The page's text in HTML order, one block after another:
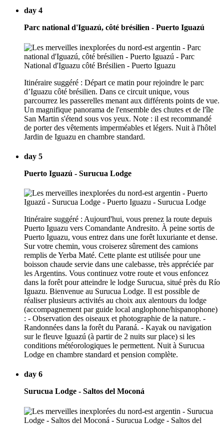
day 4
Parc national d'Iguazú, côté brésilien - Puerto Iguazú
Itinéraire suggéré : Départ ce matin pour rejoindre le parc
d’Iguazu côté brésilien. Dans ce circuit unique, vous
parcourrez les passerelles menant aux différents points de vue.
Un magnifique panorama de l'ensemble des chutes et de l'île
San Martin s'étend sous vos yeux. Note : il est recommandé
de porter des vêtements imperméables et légers. Nuit à l'hôtel
Jardin de Iguazu en chambre standard.
day 5
Puerto Iguazú - Surucua Lodge
Itinéraire suggéré : Aujourd'hui, vous prenez la route depuis
Puerto Iguazu vers Comandante Andresito. À peine sortis de
Puerto Iguazu, vous entrez dans une forêt luxuriante et dense.
Sur votre chemin, vous croiserez sûrement des camions
remplis de Yerba Maté. Cette plante est utilisée pour une
boisson chaude servie dans une calebasse, très appréciée par
les Argentins. Vous continuez votre route et vous enfoncez
dans la forêt pour atteindre le lodge Surucua, situé près du Río
Iguazu. Bienvenue au Surucua Lodge. Il est possible de
réaliser plusieurs activités au choix aux alentours du lodge
(accompagnement par guide local anglophone/hispanophone)
: - Observation des oiseaux et photographie de la nature. -
Randonnées dans la forêt du Paraná. - Kayak ou navigation
sur le fleuve Iguazú (à partir de 2 nuits sur place) si les
conditions météorologiques le permettent. Nuit à Surucua
Lodge en chambre standard et pension complète.
day 6
Surucua Lodge - Saltos del Moconá